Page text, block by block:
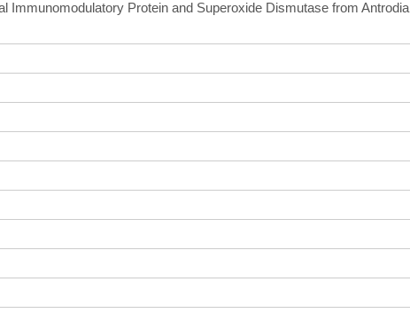
Immunomodulatory Protein and Superoxide Dismutase from Antrodia